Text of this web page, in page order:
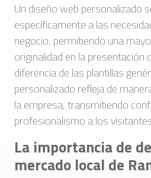
Un diseño web personalizado
específicamente a las
negocio, permitiendo una
originalidad en la presentación
diferencia de las plantillas
personalizado refleja de
la empresa, transmitiendo
profesionalismo a los
La importancia de
mercado local de